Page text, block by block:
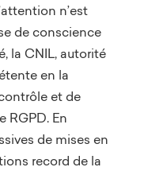
n’est
de conscience
la CNIL, autorité
en la
et de
RGPD. En
de mises en
record de la